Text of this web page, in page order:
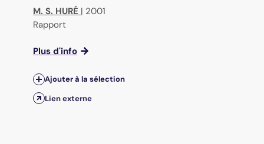
M. S. HURÉ | 2001
Rapport
Plus d'info
Ajouter à la sélection
Lien externe